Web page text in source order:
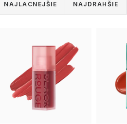
NAJLACNEJŠIE NAJDRAHŠIE